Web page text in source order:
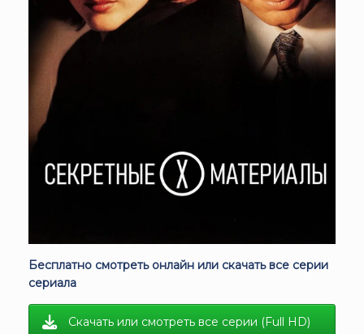
Бесплатно смотреть онлайн или скачать все серии
сериала
Скачать или смотреть все серии (Full HD)